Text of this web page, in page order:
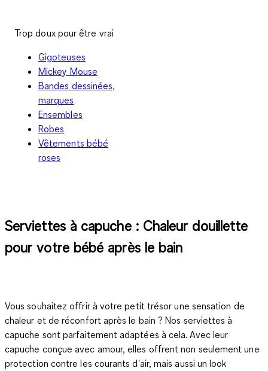
Trop doux pour être vrai
Gigoteuses
Mickey Mouse
Bandes dessinées,
marques
Ensembles
Robes
Vêtements bébé
roses
Serviettes à capuche : Chaleur douillette
pour votre bébé après le bain
Vous souhaitez offrir à votre petit trésor une sensation de
chaleur et de réconfort après le bain ? Nos serviettes à
capuche sont parfaitement adaptées à cela. Avec leur
capuche conçue avec amour, elles offrent non seulement une
protection contre les courants d'air, mais aussi un look